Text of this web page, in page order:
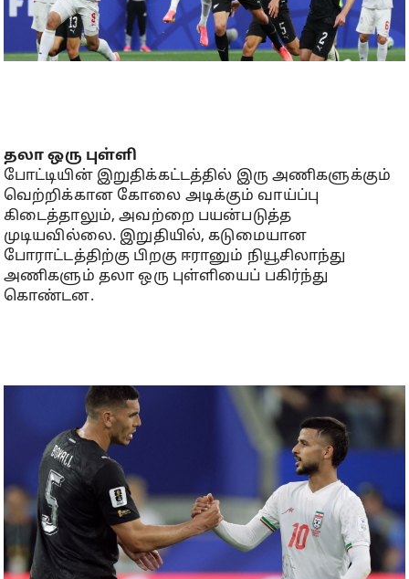
தலா ஒரு புள்ளி
போட்டியின் இறுதிக்கட்டத்தில் இரு அணிகளுக்கும்
வெற்றிக்கான கோலை அடிக்கும் வாய்ப்பு
கிடைத்தாலும், அவற்றை பயன்படுத்த
முடியவில்லை. இறுதியில், கடுமையான
போராட்டத்திற்கு பிறகு ஈரானும் நியூசிலாந்து
அணிகளும் தலா ஒரு புள்ளியைப் பகிர்ந்து
கொண்டன.